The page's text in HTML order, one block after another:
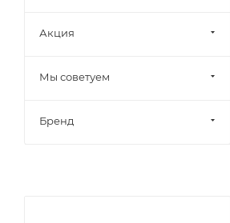
Акция
Мы советуем
Бренд